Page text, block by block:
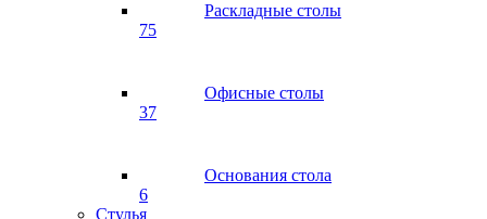
Раскладные столы
75
Офисные столы
37
Основания стола
6
Стулья